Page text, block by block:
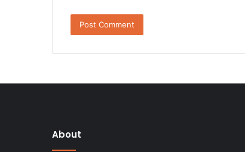
About